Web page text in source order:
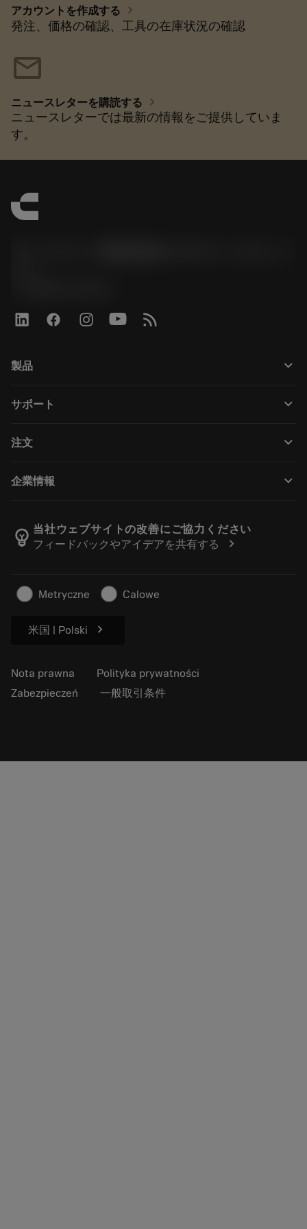
アカウントを作成する chevron_right
発注、価格の確認、工具の在庫状況の確認
mail
ニュースレターを購読する chevron_right
ニュースレターでは最新の情報をご提供していま
す。
製品 keyboard_arrow_down
Całe oprogramowanie
Regeneracja
サポート keyboard_arrow_down
Dystrybutorzy i specjaliści
Kalkulatory i aplikacje
注文 keyboard_arrow_down
Zamówienie
Śledź swoje zamówienie
Złóż ofertę
企業情報 keyboard_arrow_down
Wytwarzanie dobrostanu
Kariera
Artykuły
Do prasy
emoji_objects 当社ウェブサイトの改善にご協力ください
フィードバックやアイデアを共有する
chevron_right
Metryczne Calowe
米国 | Polski chevron_right
Nota prawna
Polityka prywatności
Zabezpieczeń
一般取引条件